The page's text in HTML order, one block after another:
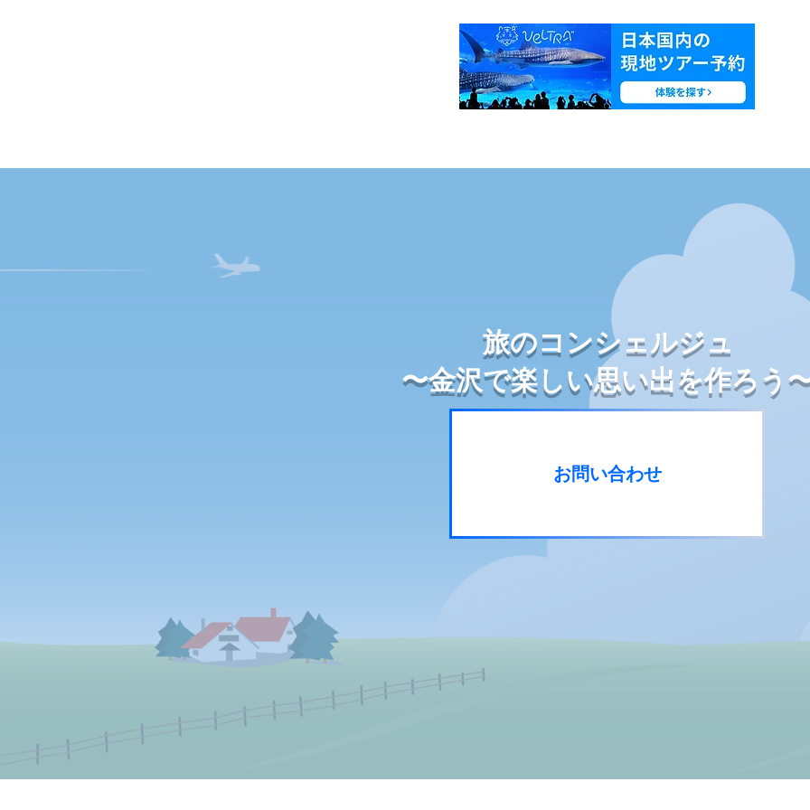
旅のコンシェルジュ
〜金沢で楽しい思い出を作ろう
お問い合わせ